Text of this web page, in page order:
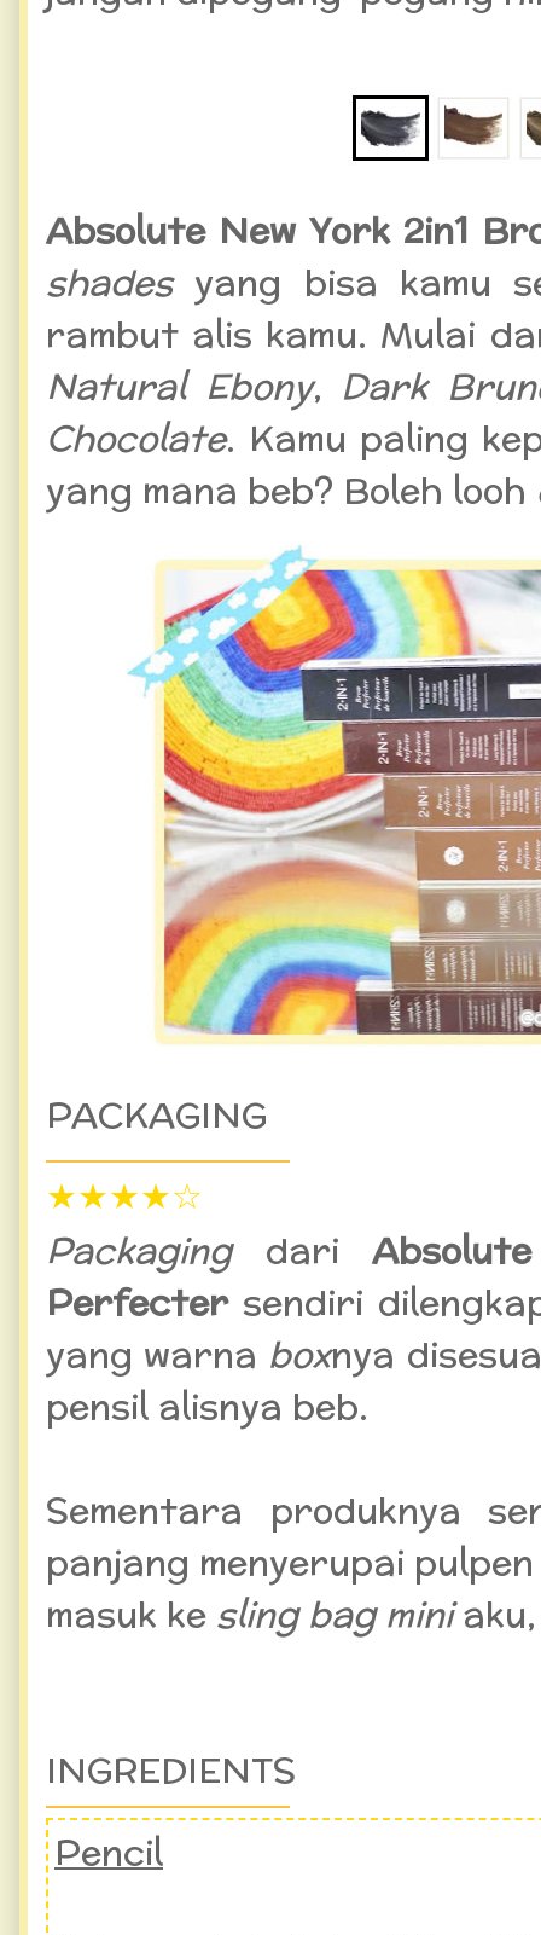
Absolute New York 2in1
shades yang bisa kamu
rambut alis kamu. Mulai
Natural Ebony, Dark
Chocolate. Kamu paling
yang mana beb? Boleh looh
PACKAGING
★★★★☆
Packagingdari
Perfectersendiri
yang warna boxnya
pensil alisnya beb.
Sementara produknya
panjang menyerupai
masuk ke sling bag miniaku,
INGREDIENTS
Pencil